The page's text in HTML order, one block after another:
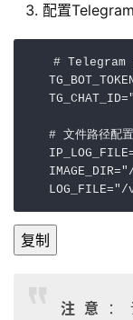
配置
# Telegram
TG_CHAT_ID="
   # 文件路径配置
复制
注意